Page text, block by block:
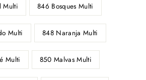
Multi 846 Bosques Multi
Multi 848 Naranja Multi
Multi 850 Malvas Multi